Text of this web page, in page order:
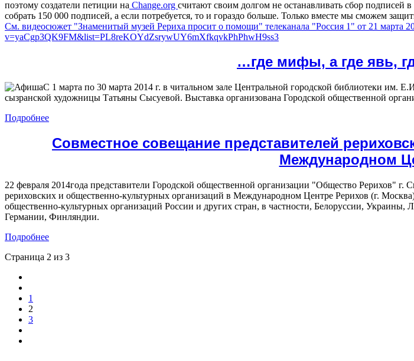
поэтому создатели петиции на Change.org считают своим долгом не останавливать сбор
собрать 150 000 подписей, а если потребуется, то и гораздо больше. Только вместе мы сможем
См. видеосюжет "Знаменитый музей Рериха просит о помощи" телеканала "Россия 1" от 21 марта
v=yaCgp3QK9FM&list=PL8reKOYdZsrywUY6mXfkqvkPhPhwH9ss3
…где мифы, а где явь,
C 1 марта по 30 марта 2014 г. в читальном зале Центральной городской библиотеки им.
сызранской художницы Татьяны Сысуевой. Выставка организована Городской общественной
Подробнее
Совместное совещание представителей
Международном
22 февраля 2014года представители Городской общественной организации "Общество Рерихов"
рериховских и общественно-культурных организаций в Международном Центре Рерихов (г.
общественно-культурных организаций России и других стран, в частности, Белоруссии,
Германии, Финляндии.
Подробнее
Страница 2 из 3
1
2
3